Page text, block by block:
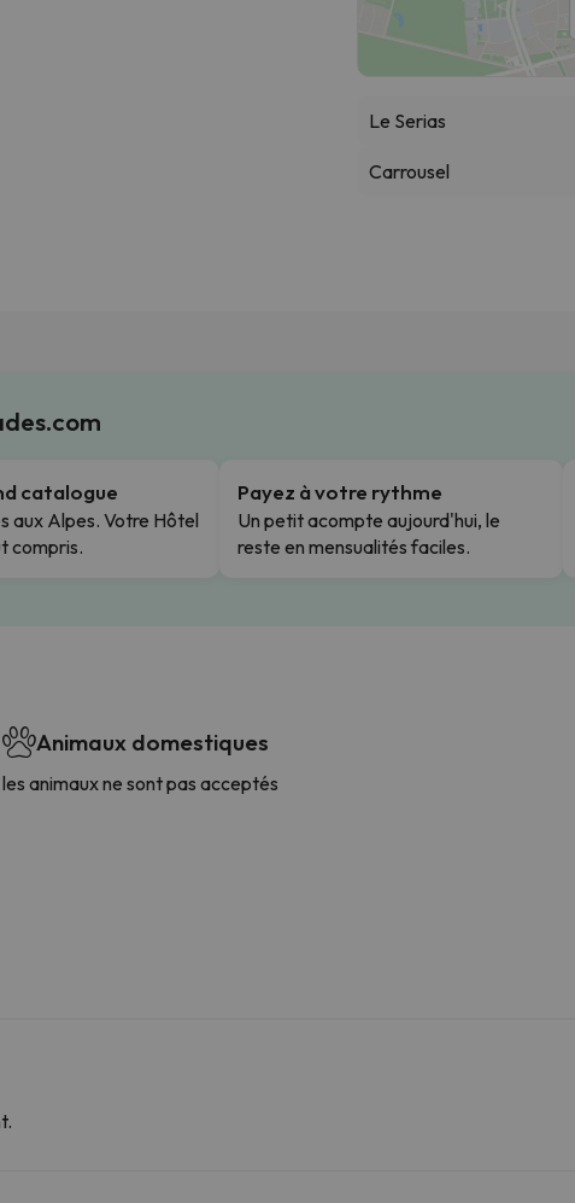
Le Serias
Carrousel
catalogue
aux Alpes. Votre Hôtel
compris.
Payez à votre rythme
Un petit acompte aujourd'hui, le
reste en mensualités faciles.
Animaux domestiques
les animaux ne sont pas acceptés